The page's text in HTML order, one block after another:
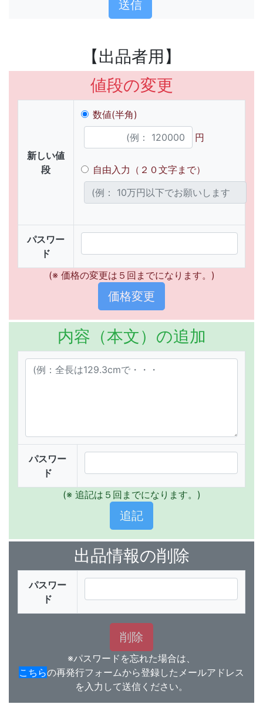
【出品者用】
値段の変更
新しい値
段
数値(半角)
円
自由入力（２０文字まで）
パスワー
ド
(※ 価格の変更は５回までになります。)
内容（本文）の追加
パスワー
ド
(※ 追記は５回までになります。)
出品情報の削除
パスワー
ド
※パスワードを忘れた場合は、
こちらの再発行フォームから登録したメールアドレス
を入力して送信ください。